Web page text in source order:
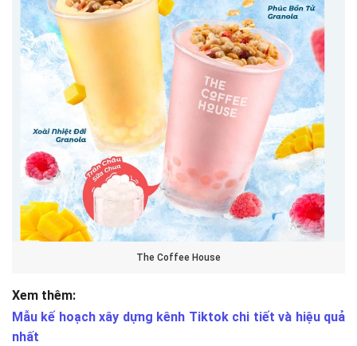
The Coffee House
Xem thêm:
Mẫu kế hoạch xây dựng kênh Tiktok chi tiết và hiệu quả
nhất